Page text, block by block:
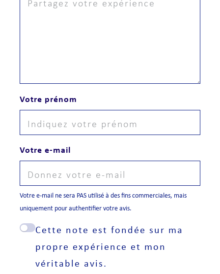
Votre prénom
Votre e-mail
Votre e-mail ne sera PAS utilisé à des fins commerciales, mais
uniquement pour authentifier votre avis.
Cette note est fondée sur ma
propre expérience et mon
véritable avis.